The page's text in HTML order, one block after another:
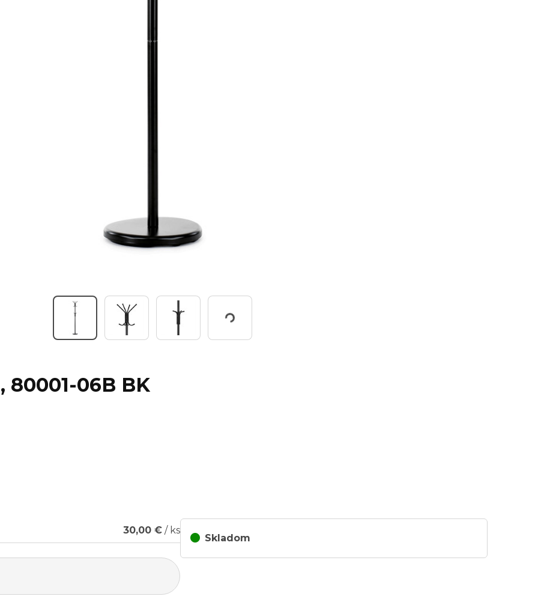
Working...
80001-06B BK
30,00 € / ks
Skladom